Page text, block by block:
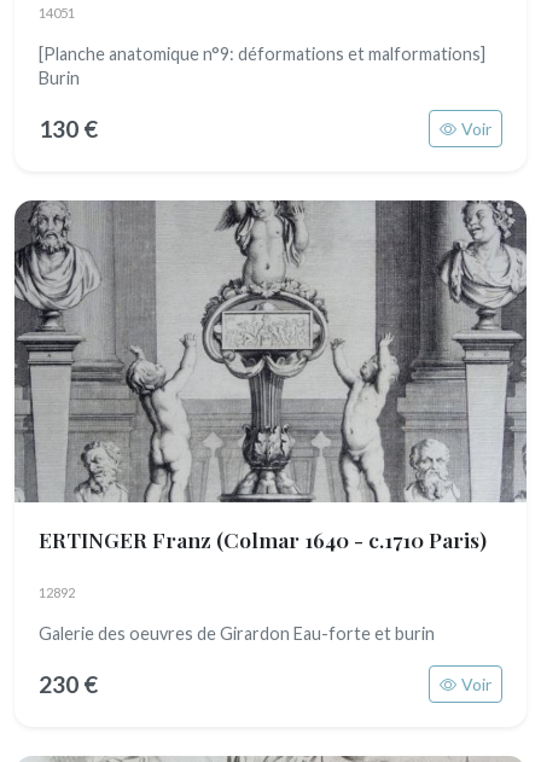
14051
[Planche anatomique n°9: déformations et malformations]
Burin
130 € Voir
ERTINGER Franz (Colmar 1640 - c.1710 Paris)
12892
Galerie des oeuvres de Girardon Eau-forte et burin
230 € Voir